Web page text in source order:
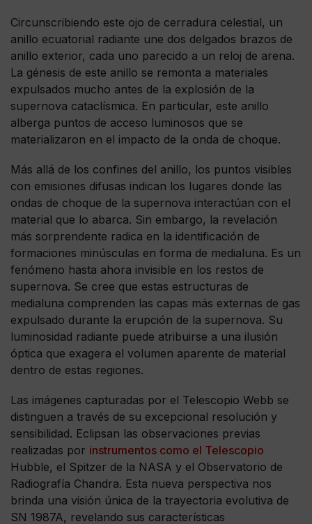
Circunscribiendo este ojo de cerradura celestial, un
anillo ecuatorial radiante une dos delgados brazos de
anillo exterior, cada uno parecido a un reloj de arena.
La génesis de este anillo se remonta a materiales
expulsados mucho antes de la explosión de la
supernova cataclísmica. En particular, este anillo
alberga puntos de acceso luminosos que se
materializaron en el impacto de la onda de choque.
Más allá de los confines del anillo, los puntos visibles
con emisiones difusas indican los lugares donde las
ondas de choque de la supernova interactúan con el
material que lo abarca. Sin embargo, la revelación
más sorprendente radica en la identificación de
formaciones minúsculas en forma de medialuna. Es un
fenómeno hasta ahora invisible en los restos de
supernova. Se cree que estas estructuras de
medialuna comprenden las capas más externas de gas
expulsado durante la erupción de la supernova. Su
luminosidad radiante puede atribuirse a una ilusión
óptica que exagera el volumen aparente de material
dentro de estas regiones.
Las imágenes capturadas por el Telescopio Webb se
distinguen a través de su excepcional resolución y
sensibilidad. Eclipsan las observaciones previas
realizadas por instrumentos como el Telescopio
Hubble, el Spitzer de la NASA y el Observatorio de
Radiografía Chandra. Esta nueva perspectiva nos
brinda una visión única de la trayectoria evolutiva de
SN 1987A, revelando sus características